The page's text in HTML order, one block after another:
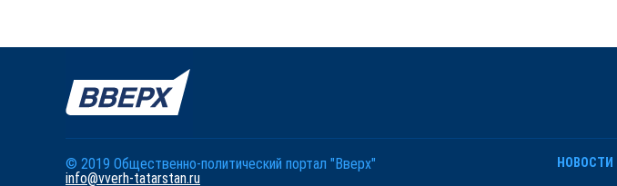
© 2019 Общественно-политический портал "Вверх"
info@vverh-tatarstan.ru
НОВОСТИ